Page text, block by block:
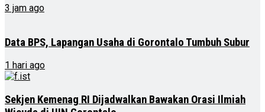
3 jam ago
Data BPS, Lapangan Usaha di Gorontalo Tumbuh Subur
1 hari ago
Sekjen Kemenag RI Dijadwalkan Bawakan Orasi Ilmiah